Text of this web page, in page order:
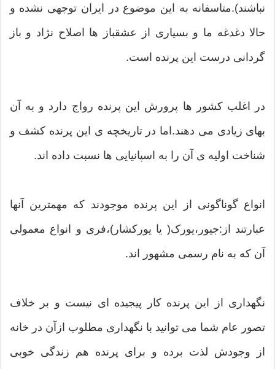
نباشند).متاسفانه به این موضوع در ایران توجهی نشده و
حالا دغدغه ما و بسیاری از عشقباز ها اصلاح نژاد و باز
گردانی درست این پرنده است.
در اغلب کشور ها پرورش این پرنده رواج دارد و به آن
بهای زیادی می دهند.اما در تاریخچه ی این پرنده کشف و
شناخت اولیه ی آن را به اسپانیایی ها نسبت داده اند.
انواع گوناگونی از این پرنده موجودند که مهمترین آنها
عبارتند از:جیور،یورک( یا یورکشار)،فری و انواع معمولی
آن که به نام رسمی مشهور اند.
نگهداری از این پرنده کار پیجیده ای نیست و بر خلاف
تصور عام شما می توانید با نگهداری مطلوب ازآن در خانه
از وجودش لذت برده و برای پرنده هم زندگی خوبی